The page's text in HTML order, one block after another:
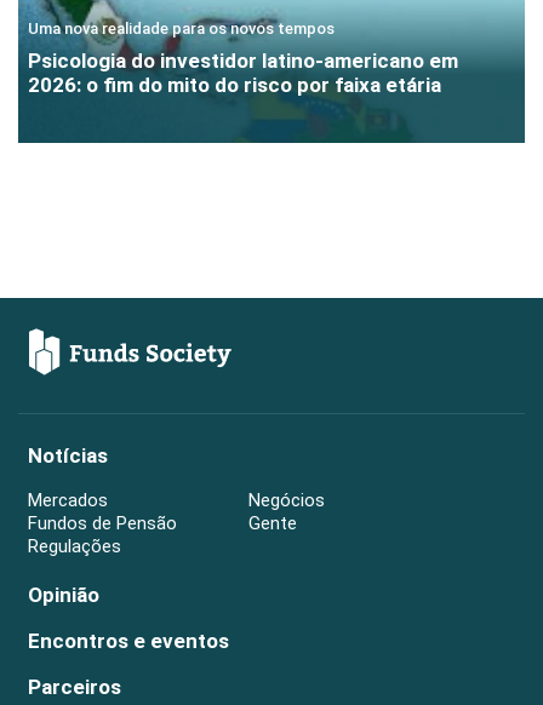
Uma nova realidade para os novos tempos
Psicologia do investidor latino-americano em
2026: o fim do mito do risco por faixa etária
Notícias
Mercados
Negócios
Fundos de Pensão
Gente
Regulações
Opinião
Encontros e eventos
Parceiros